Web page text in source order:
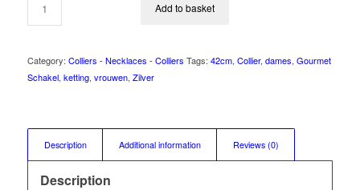
Add to basket
Category: Colliers - Necklaces - Colliers Tags: 42cm, Collier, dames, Gourmet
Schakel, ketting, vrouwen, Zilver
Description Additional information Reviews (0)
Description